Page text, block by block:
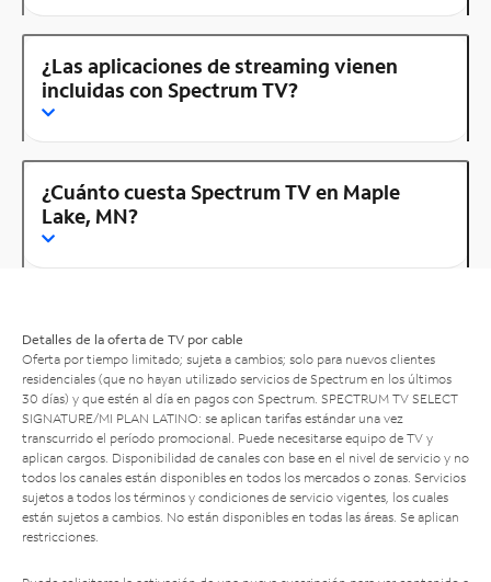
¿Las aplicaciones de streaming vienen
incluidas con Spectrum TV?
¿Cuánto cuesta Spectrum TV en Maple
Lake, MN?
Detalles de la oferta de TV por cable
Oferta por tiempo limitado; sujeta a cambios; solo para nuevos clientes
residenciales (que no hayan utilizado servicios de Spectrum en los últimos
30 días) y que estén al día en pagos con Spectrum. SPECTRUM TV SELECT
SIGNATURE/MI PLAN LATINO: se aplican tarifas estándar una vez
transcurrido el período promocional. Puede necesitarse equipo de TV y
aplican cargos. Disponibilidad de canales con base en el nivel de servicio y no
todos los canales están disponibles en todos los mercados o zonas. Servicios
sujetos a todos los términos y condiciones de servicio vigentes, los cuales
están sujetos a cambios. No están disponibles en todas las áreas. Se aplican
restricciones.